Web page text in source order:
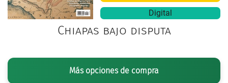
Digital
Chiapas bajo disputa
Más opciones de compra